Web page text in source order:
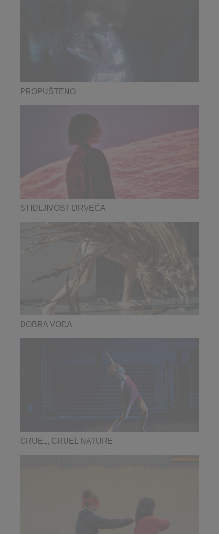
PROPUŠTENO
STIDLJIVOST DRVEĆA
DOBRA VODA
CRUEL, CRUEL NATURE